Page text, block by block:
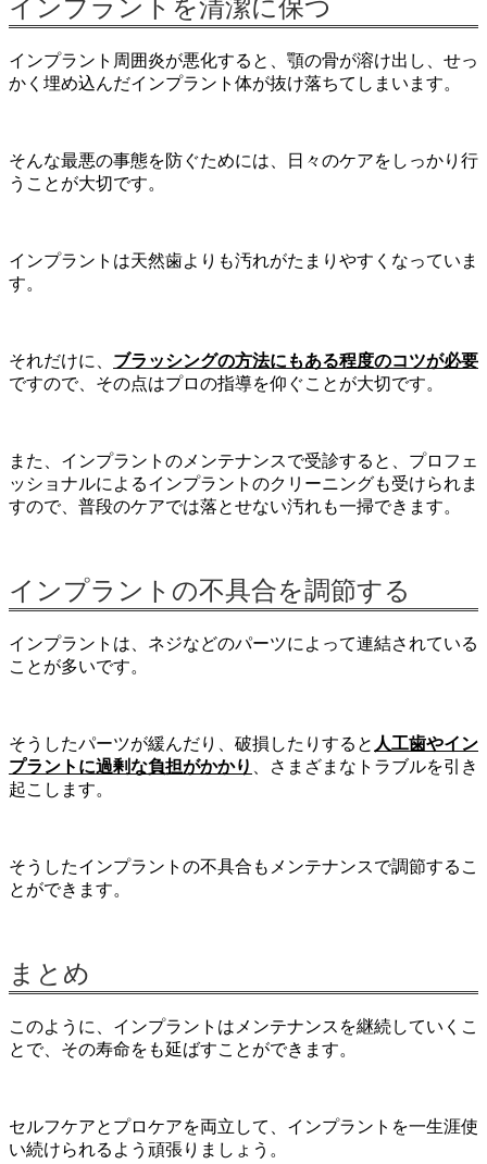
インプラントを清潔に保つ
インプラント周囲炎が悪化すると、顎の骨が溶け出し、せっ
かく埋め込んだインプラント体が抜け落ちてしまいます。
そんな最悪の事態を防ぐためには、日々のケアをしっかり行
うことが大切です。
インプラントは天然歯よりも汚れがたまりやすくなっていま
す。
それだけに、 ブラッシングの方法にもある程度のコツが必要
ですので、その点はプロの指導を仰ぐことが大切です。
また、インプラントのメンテナンスで受診すると、プロフェ
ッショナルによるインプラントのクリーニングも受けられま
すので、普段のケアでは落とせない汚れも一掃できます。
インプラントの不具合を調節する
インプラントは、ネジなどのパーツによって連結されている
ことが多いです。
そうしたパーツが緩んだり、破損したりすると 人工歯やイン
プラントに過剰な負担がかかり
、さまざまなトラブルを引き
起こします。
そうしたインプラントの不具合もメンテナンスで調節するこ
とができます。
まとめ
このように、インプラントはメンテナンスを継続していくこ
とで、その寿命をも延ばすことができます。
セルフケアとプロケアを両立して、インプラントを一生涯使
い続けられるよう頑張りましょう。